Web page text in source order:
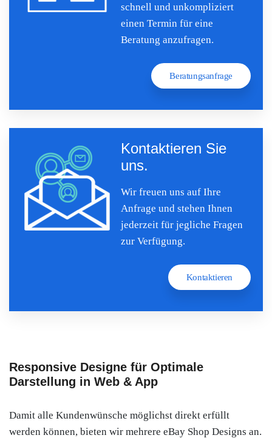
schnell und unkompliziert
einen Termin für eine
Beratung anzufragen.
Beratungsanfrage
Kontaktieren Sie
uns.
Wir freuen uns auf Ihre
Anfrage und stehen Ihnen
jederzeit für jegliche Fragen
zur Verfügung.
Kontaktieren
Responsive Designe für Optimale
Darstellung in Web & App
Damit alle Kundenwünsche möglichst direkt erfüllt
werden können, bieten wir mehrere eBay Shop Designs an.